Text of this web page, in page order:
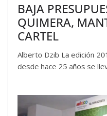
BAJA
QUIMERA,
CARTEL
Alberto Dzib La edición
desde hace 25 años se